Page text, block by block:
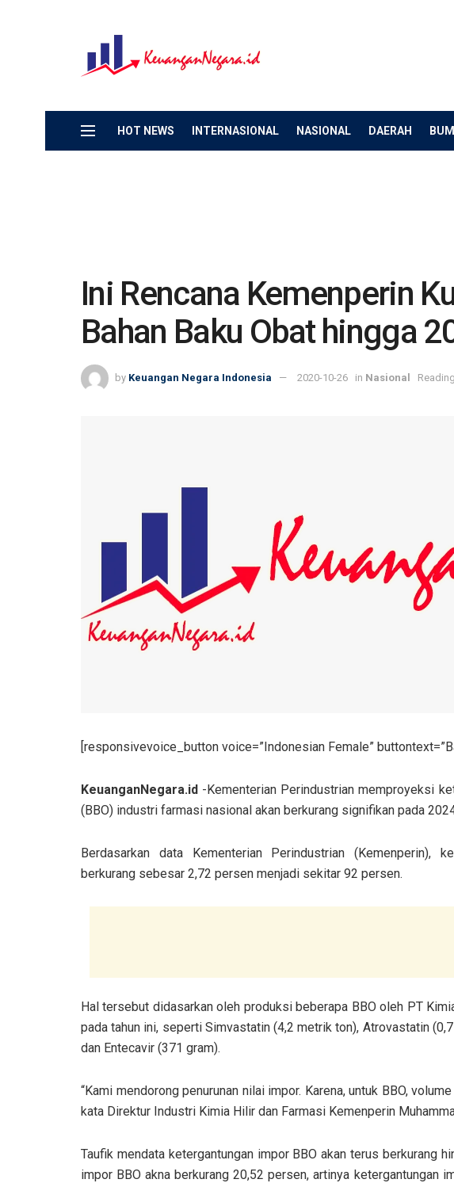
HOT NEWS INTERNASIONAL NASIONAL DAERAH
Ini Rencana Kemenperin
Bahan Baku Obat hingga
by Keuangan Negara Indonesia 2020-10-26 in Nasional
[responsivevoice_button voice=”Indonesian Female”
KeuanganNegara.id -Kementerian Perindustrian memproyeksi
(BBO) industri farmasi nasional akan berkurang signifikan pada
Berdasarkan data Kementerian Perindustrian (Kemenperin),
berkurang sebesar 2,72 persen menjadi sekitar 92 persen.
Hal tersebut didasarkan oleh produksi beberapa BBO oleh PT
pada tahun ini, seperti Simvastatin (4,2 metrik ton), Atrovastatin
dan Entecavir (371 gram).
“Kami mendorong penurunan nilai impor. Karena, untuk BBO,
kata Direktur Industri Kimia Hilir dan Farmasi Kemenperin
Taufik mendata ketergantungan impor BBO akan terus berkurang
impor BBO akna berkurang 20,52 persen, artinya ketergantungan